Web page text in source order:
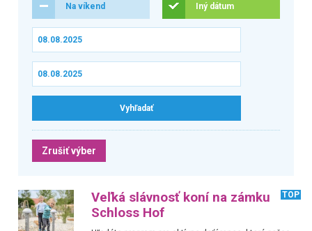
Na víkend Iný dátum
Zrušiť výber
Veľká slávnosť koní na zámku
Schloss Hof
TOP